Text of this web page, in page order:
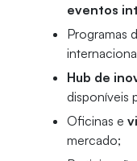
eventos
Programas
Hub de
disponíveis
Oficinas e
mercado;